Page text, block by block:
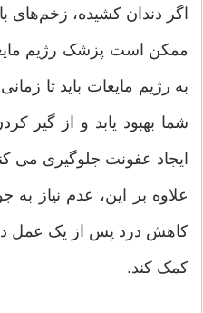
اگر دندان‌ کشیده، زخم‌های
ممکن است پزشک رژیم
به رژیم مایعات باید تا
شما بهبود یابد و از گیر
ایجاد عفونت جلوگیری می
علاوه بر این، عدم نیاز به
کاهش درد پس از یک عمل
کمک کند.